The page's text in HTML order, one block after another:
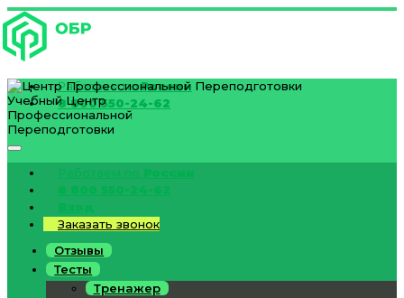
Работаем поРоссии
8 800 550-24-62
Учебный Центр
Профессиональной
Переподготовки
Работаем по России
8 800 550-24-62
Вход
Заказать звонок
Отзывы
Тесты
Тренажер